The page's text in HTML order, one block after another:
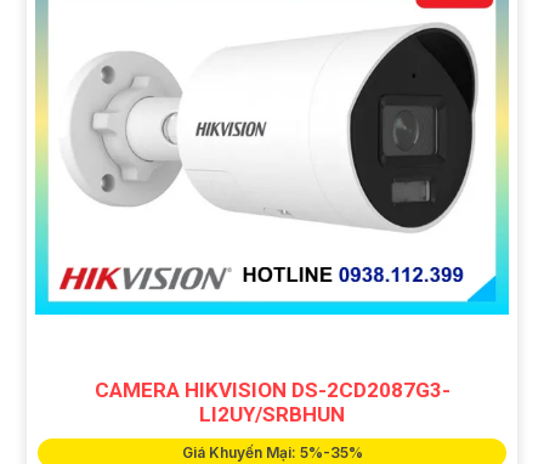
CAMERA HIKVISION DS-2CD2087G3-
LI2UY/SRBHUN
Giá Khuyến Mại: 5%-35%